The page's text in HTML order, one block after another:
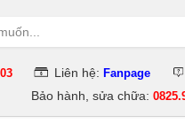
Liên hệ:Fanpage
Bảo hành, sửa chữa: